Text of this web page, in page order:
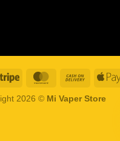
Stripe MasterCardCash
Delivery
2026 © Mi Vaper Store